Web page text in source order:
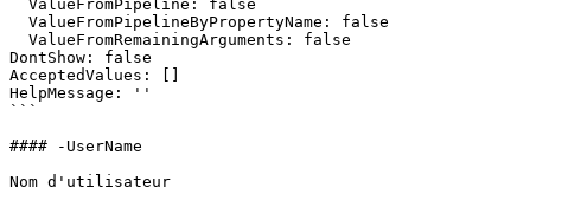
DontShow: false
AcceptedValues: []
HelpMessage: ''
```
#### -UserName
Nom d'utilisateur